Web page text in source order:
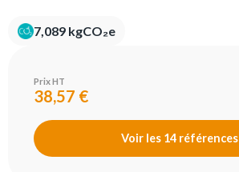
7,089 kgCO₂e
Prix HT
38,57 €
Voir les 14 références